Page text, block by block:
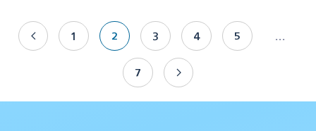
1 2 3 4 5 …
7